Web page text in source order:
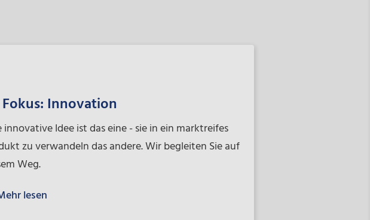
Innovation
innovative Idee ist das eine - sie in ein marktreifes
zu verwandeln das andere. Wir begleiten Sie auf
Weg.
lesen